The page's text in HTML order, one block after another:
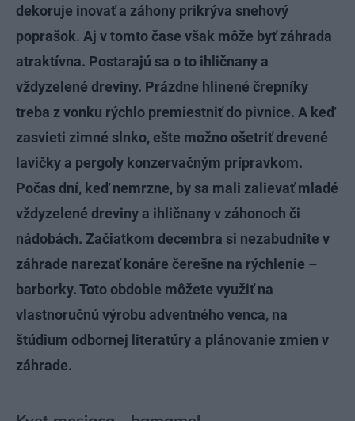
dekoruje inovať a záhony prikrýva snehový
poprašok. Aj v tomto čase však môže byť záhrada
atraktívna. Postarajú sa o to ihličnany a
vždyzelené dreviny. Prázdne hlinené črepníky
treba z vonku rýchlo premiestniť do pivnice. A keď
zasvieti zimné slnko, ešte možno ošetriť drevené
lavičky a pergoly konzervačným prípravkom.
Počas dní, keď nemrzne, by sa mali zalievať mladé
vždyzelené dreviny a ihličnany v záhonoch či
nádobách. Začiatkom decembra si nezabudnite v
záhrade narezať konáre čerešne na rýchlenie –
barborky. Toto obdobie môžete využiť na
vlastnoručnú výrobu adventného venca, na
štúdium odbornej literatúry a plánovanie zmien v
záhrade.